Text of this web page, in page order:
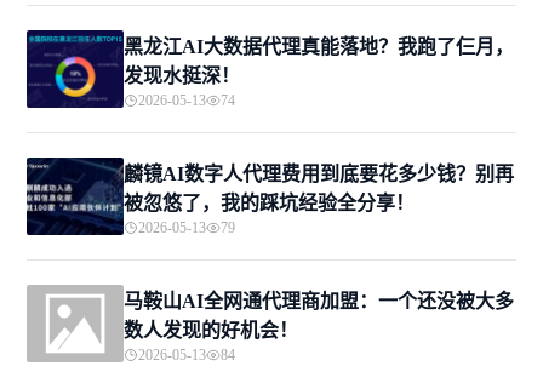
黑龙江AI大数据代理真能落地？我跑了仨月，
发现水挺深！
2026-05-13 74
麟镜AI数字人代理费用到底要花多少钱？别再
被忽悠了，我的踩坑经验全分享！
2026-05-13 79
马鞍山AI全网通代理商加盟：一个还没被大多
数人发现的好机会！
2026-05-13 84